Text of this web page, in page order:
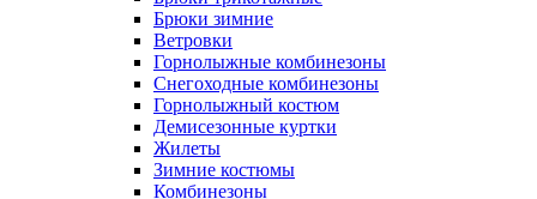
Брюки зимние
Ветровки
Горнолыжные комбинезоны
Снегоходные комбинезоны
Горнолыжный костюм
Демисезонные куртки
Жилеты
Зимние костюмы
Комбинезоны